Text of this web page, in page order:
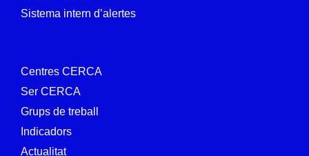
Sistema intern d’alertes
Centres CERCA
Ser CERCA
Grups de treball
Indicadors
Actualitat